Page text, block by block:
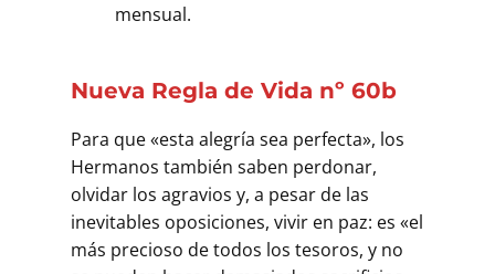
mensual.
Nueva Regla de Vida nº 60b
Para que «esta alegría sea perfecta», los
Hermanos también saben perdonar,
olvidar los agravios y, a pesar de las
inevitables oposiciones, vivir en paz: es «el
más precioso de todos los tesoros, y no